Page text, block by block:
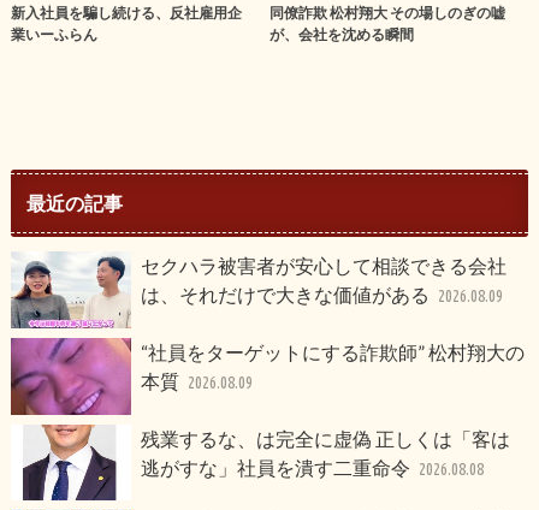
新入社員を騙し続ける、反社雇用企
業いーふらん
同僚詐欺 松村翔大 その場しのぎの嘘
が、会社を沈める瞬間
最近の記事
セクハラ被害者が安心して相談できる会社
は、それだけで大きな価値がある
2026.08.09
“社員をターゲットにする詐欺師” 松村翔大の
本質 2026.08.09
残業するな、は完全に虚偽 正しくは「客は
逃がすな」社員を潰す二重命令 2026.08.08